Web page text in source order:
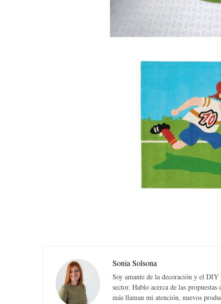
Sonia Solsona
Soy amante de la decoración y el DIY
sector. Hablo acerca de las
más llaman mi atención, nuevos